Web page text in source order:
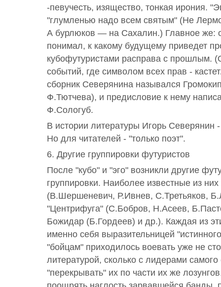
-певучесть, изящество, тонкая ирония.
"глумленью надо всем святым" (Не
А бурлюков — на Сахалин.) Главное же:
понимал, к какому будущему приведет
кубофутуристами расправа с прошлым.
событий, где символом всех прав -
сборник Северянина назывался
Ф.Тютчева), и предисловие к нему
Ф.Сологуб.
В истории литературы Игорь Северянин
Но для читателей - "только поэт".
6. Другие группировки футуристов
После "кубо" и "эго" возникли другие
группировки. Наиболее известные из
(В.Шершеневич, Р.Ивнев, С.Третьяков,
"Центрифуга" (С.Бобров, Н.Асеев,
Божидар (Б.Гордеев) и др.). Каждая из
именно себя выразительницей
"бойцам" приходилось воевать уже не
литературой, сколько с лидерами
"перекрывать" их по части их же